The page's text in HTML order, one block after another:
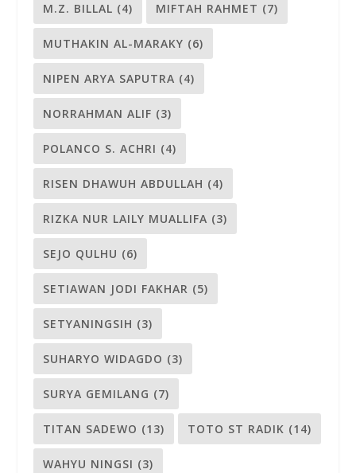
M.Z. BILLAL (4) MIFTAH RAHMET (7)
MUTHAKIN AL-MARAKY (6)
NIPEN ARYA SAPUTRA (4)
NORRAHMAN ALIF (3)
POLANCO S. ACHRI (4)
RISEN DHAWUH ABDULLAH (4)
RIZKA NUR LAILY MUALLIFA (3)
SEJO QULHU (6)
SETIAWAN JODI FAKHAR (5)
SETYANINGSIH (3)
SUHARYO WIDAGDO (3)
SURYA GEMILANG (7)
TITAN SADEWO (13) TOTO ST RADIK (14)
WAHYU NINGSI (3)